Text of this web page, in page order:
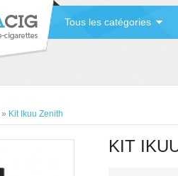
Tous les catégories
» Kit Ikuu Zenith
KIT